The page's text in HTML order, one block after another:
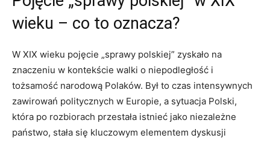
wieku – co to oznacza?
W XIX wieku pojęcie „sprawy polskiej” zyskało na
znaczeniu w kontekście walki o niepodległość i
tożsamość narodową Polaków. Był to czas intensywnych
zawirowań politycznych w Europie, a sytuacja Polski,
która po rozbiorach przestała istnieć jako niezależne
państwo, stała się kluczowym elementem dyskusji